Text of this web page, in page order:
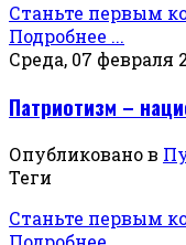
Станьте первым
Подробнее ...
Среда, 07 февраля
Патриотизм –
Опубликовано в
Теги
Станьте первым